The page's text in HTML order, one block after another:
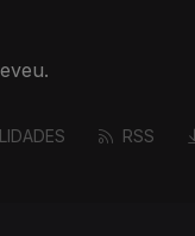
RSS